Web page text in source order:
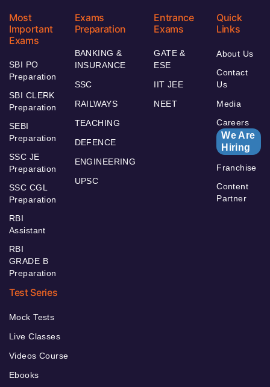
Most
Important
Exams
SBI PO
Preparation
SBI CLERK
Preparation
SEBI
Preparation
SSC JE
Preparation
SSC CGL
Preparation
RBI
Assistant
RBI
GRADE B
Preparation
Exams
Preparation
BANKING &
INSURANCE
SSC
RAILWAYS
TEACHING
DEFENCE
ENGINEERING
UPSC
Entrance
Exams
GATE &
ESE
IIT JEE
NEET
Quick
Links
About Us
Contact
Us
Media
Careers
We Are
Hiring
Franchise
Content
Partner
Test Series
Mock Tests
Live Classes
Videos Course
Ebooks